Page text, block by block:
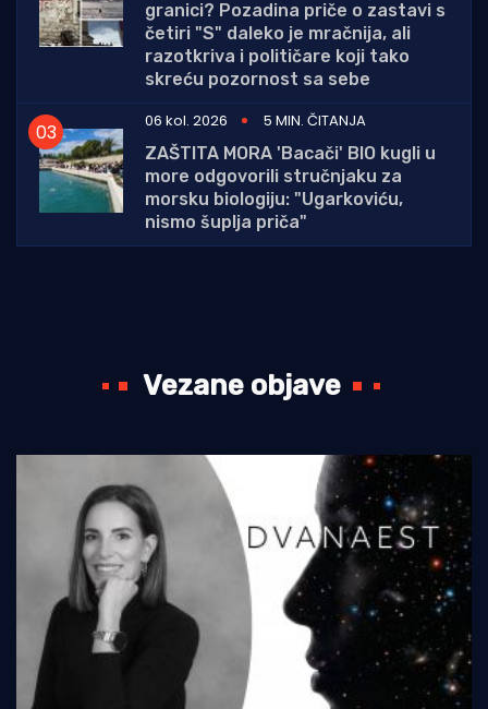
granici? Pozadina priče o zastavi s
četiri "S" daleko je mračnija, ali
razotkriva i političare koji tako
skreću pozornost sa sebe
06 kol. 2026
5 MIN. ČITANJA
ZAŠTITA MORA 'Bacači' BIO kugli u
more odgovorili stručnjaku za
morsku biologiju: "Ugarkoviću,
nismo šuplja priča"
Vezane objave